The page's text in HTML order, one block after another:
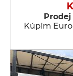
Kúpim